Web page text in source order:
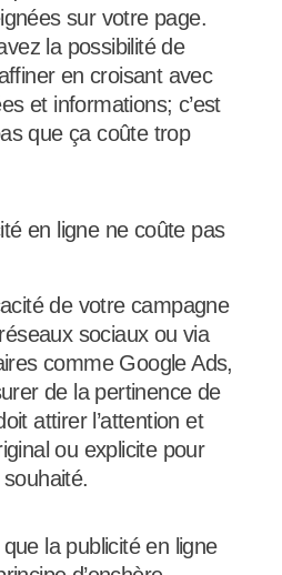
sur votre page.
la possibilité de
en croisant avec
et informations; c’est
que ça coûte trop
en ligne ne coûte pas
de votre campagne
sociaux ou via
comme Google Ads,
de la pertinence de
attirer l’attention et
ou explicite pour
souhaité.
la publicité en ligne